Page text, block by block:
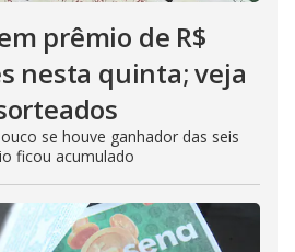
prêmio de R$
nesta quinta; veja
se houve ganhador das seis
ficou acumulado